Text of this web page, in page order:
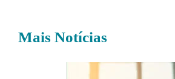
Mais Notícias